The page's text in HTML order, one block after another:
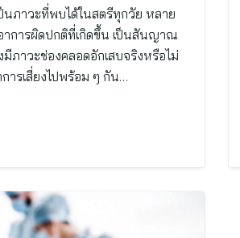
นภาวะที่พบได้ในสตรีทุกวัย หลาย
าการผิดปกติที่เกิดขึ้น เป็นสันญาณ
มีภาวะช่องคลอดอักเสบจริงหรือไม่
การเสี่ยงไปพร้อม ๆ กัน…